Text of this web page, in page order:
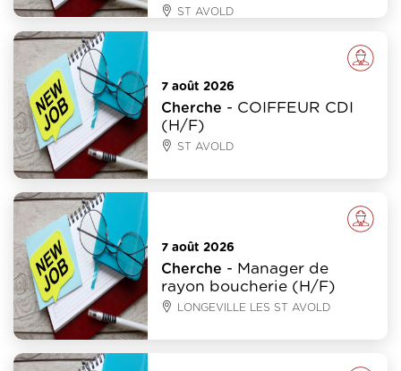
ST AVOLD
7 août 2026
Cherche - COIFFEUR CDI
(H/F)
ST AVOLD
7 août 2026
Cherche - Manager de
rayon boucherie (H/F)
LONGEVILLE LES ST AVOLD